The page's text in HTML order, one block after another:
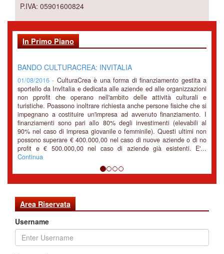
P.IVA: 05901600824
In Primo Piano
BANDO CULTURACREA: INVITALIA
01/08/2016 - CulturaCrea è una forma di finanziamento gestita a
sportello da InvItalia e dedicata alle aziende ed alle organizzazioni
non pprofit che operano nell'ambito delle attività culturali e
turistiche. Poassono inoltrare richiesta anche persone fisiche che si
impegnano a costituire un'impresa ad avvenuto finanziamento. I
finanziamenti sono pari allo 80% degli investimenti (elevabili al
90% nel caso di impresa giovanile o femminile). Questi ultimi non
possono superare € 400.000,00 nel caso di nuove aziende o di no
profit e € 500.000,00 nel caso di aziende già esistenti. E'...
Continua
Area Riservata
Username